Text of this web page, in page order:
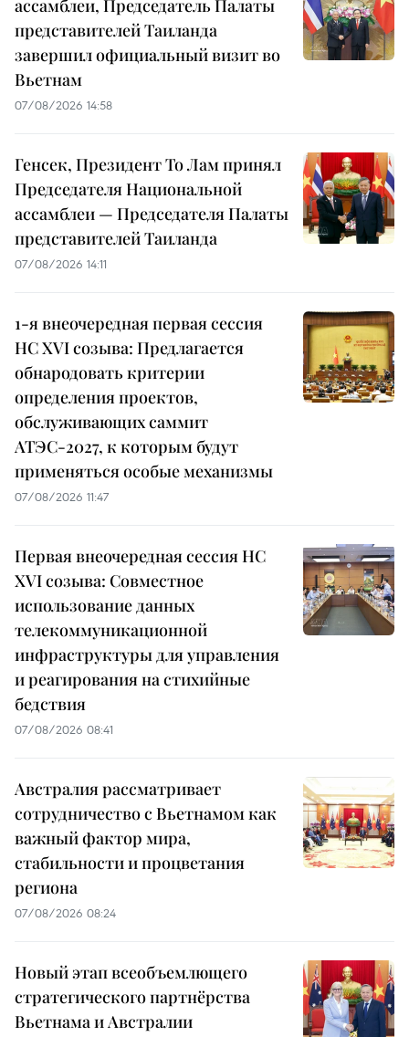
ассамблеи, Председатель Палаты
представителей Таиланда
завершил официальный визит во
Вьетнам
07/08/2026 14:58
Генсек, Президент То Лам принял
Председателя Национальной
ассамблеи — Председателя Палаты
представителей Таиланда
07/08/2026 14:11
1-я внеочередная первая сессия
НС XVI созыва: Предлагается
обнародовать критерии
определения проектов,
обслуживающих саммит
АТЭС-2027, к которым будут
применяться особые механизмы
07/08/2026 11:47
Первая внеочередная сессия НС
XVI созыва: Совместное
использование данных
телекоммуникационной
инфраструктуры для управления
и реагирования на стихийные
бедствия
07/08/2026 08:41
Австралия рассматривает
сотрудничество с Вьетнамом как
важный фактор мира,
стабильности и процветания
региона
07/08/2026 08:24
Новый этап всеобъемлющего
стратегического партнёрства
Вьетнама и Австралии